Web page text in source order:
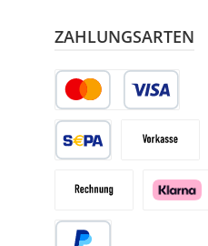
ZAHLUNGSARTEN
Kredit- oder Debitkarte
Rechnung